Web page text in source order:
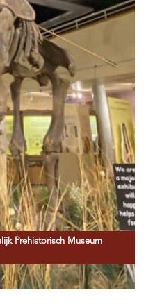
Prehistorisch Museum